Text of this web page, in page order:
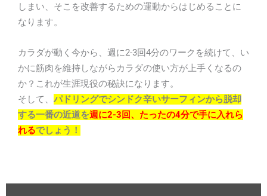
しまい、そこを改善するための運動からはじめることに
なります。
カラダが動く今から、週に2-3回4分のワークを続けて、い
かに筋肉を維持しながらカラダの使い方が上手くなるの
か？これが生涯現役の秘訣になります。
そして、 パドリングでシンドク辛いサーフィンから脱却
する一番の近道を週に2-3回、たったの4分で手に入れら
れるでしょう！